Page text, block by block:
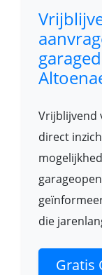
Vrijblijvend
direct
die
Gratis